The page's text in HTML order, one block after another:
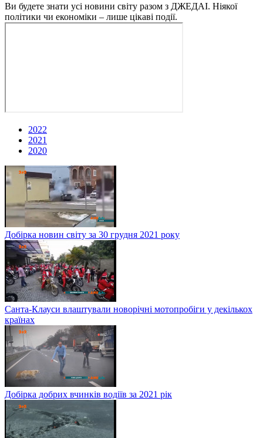
Ви будете знати усі новини світу разом з ДЖЕДАІ. Ніякої
політики чи економіки – лише цікаві події.
2022
2021
2020
Добірка новин світу за 30 грудня 2021 року
Санта-Клауси влаштували новорічні мотопробіги у декількох
країнах
Добірка добрих вчинків водіїв за 2021 рік